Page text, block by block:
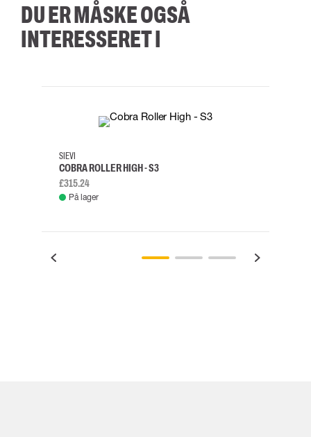
DU ER MÅSKE OGSÅ
INTERESSERET I
38
SIEVI
COBRA ROLLER HIGH - S3
£315.24
På lager